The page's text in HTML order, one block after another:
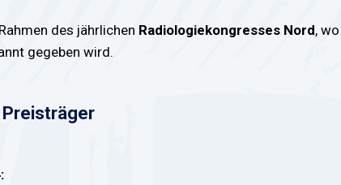
des jährlichen Radiologiekongresses Nord,
gegeben wird.